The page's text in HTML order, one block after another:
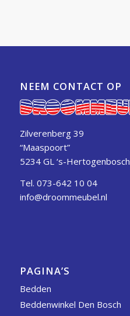
NEEM CONTACT OP
Zilverenberg 39
“Maaspoort”
5234 GL ‘s-Hertogenbosch
Tel. 073-642 10 04
info@droommeubel.nl
PAGINA’S
Bedden
Beddenwinkel Den Bosch